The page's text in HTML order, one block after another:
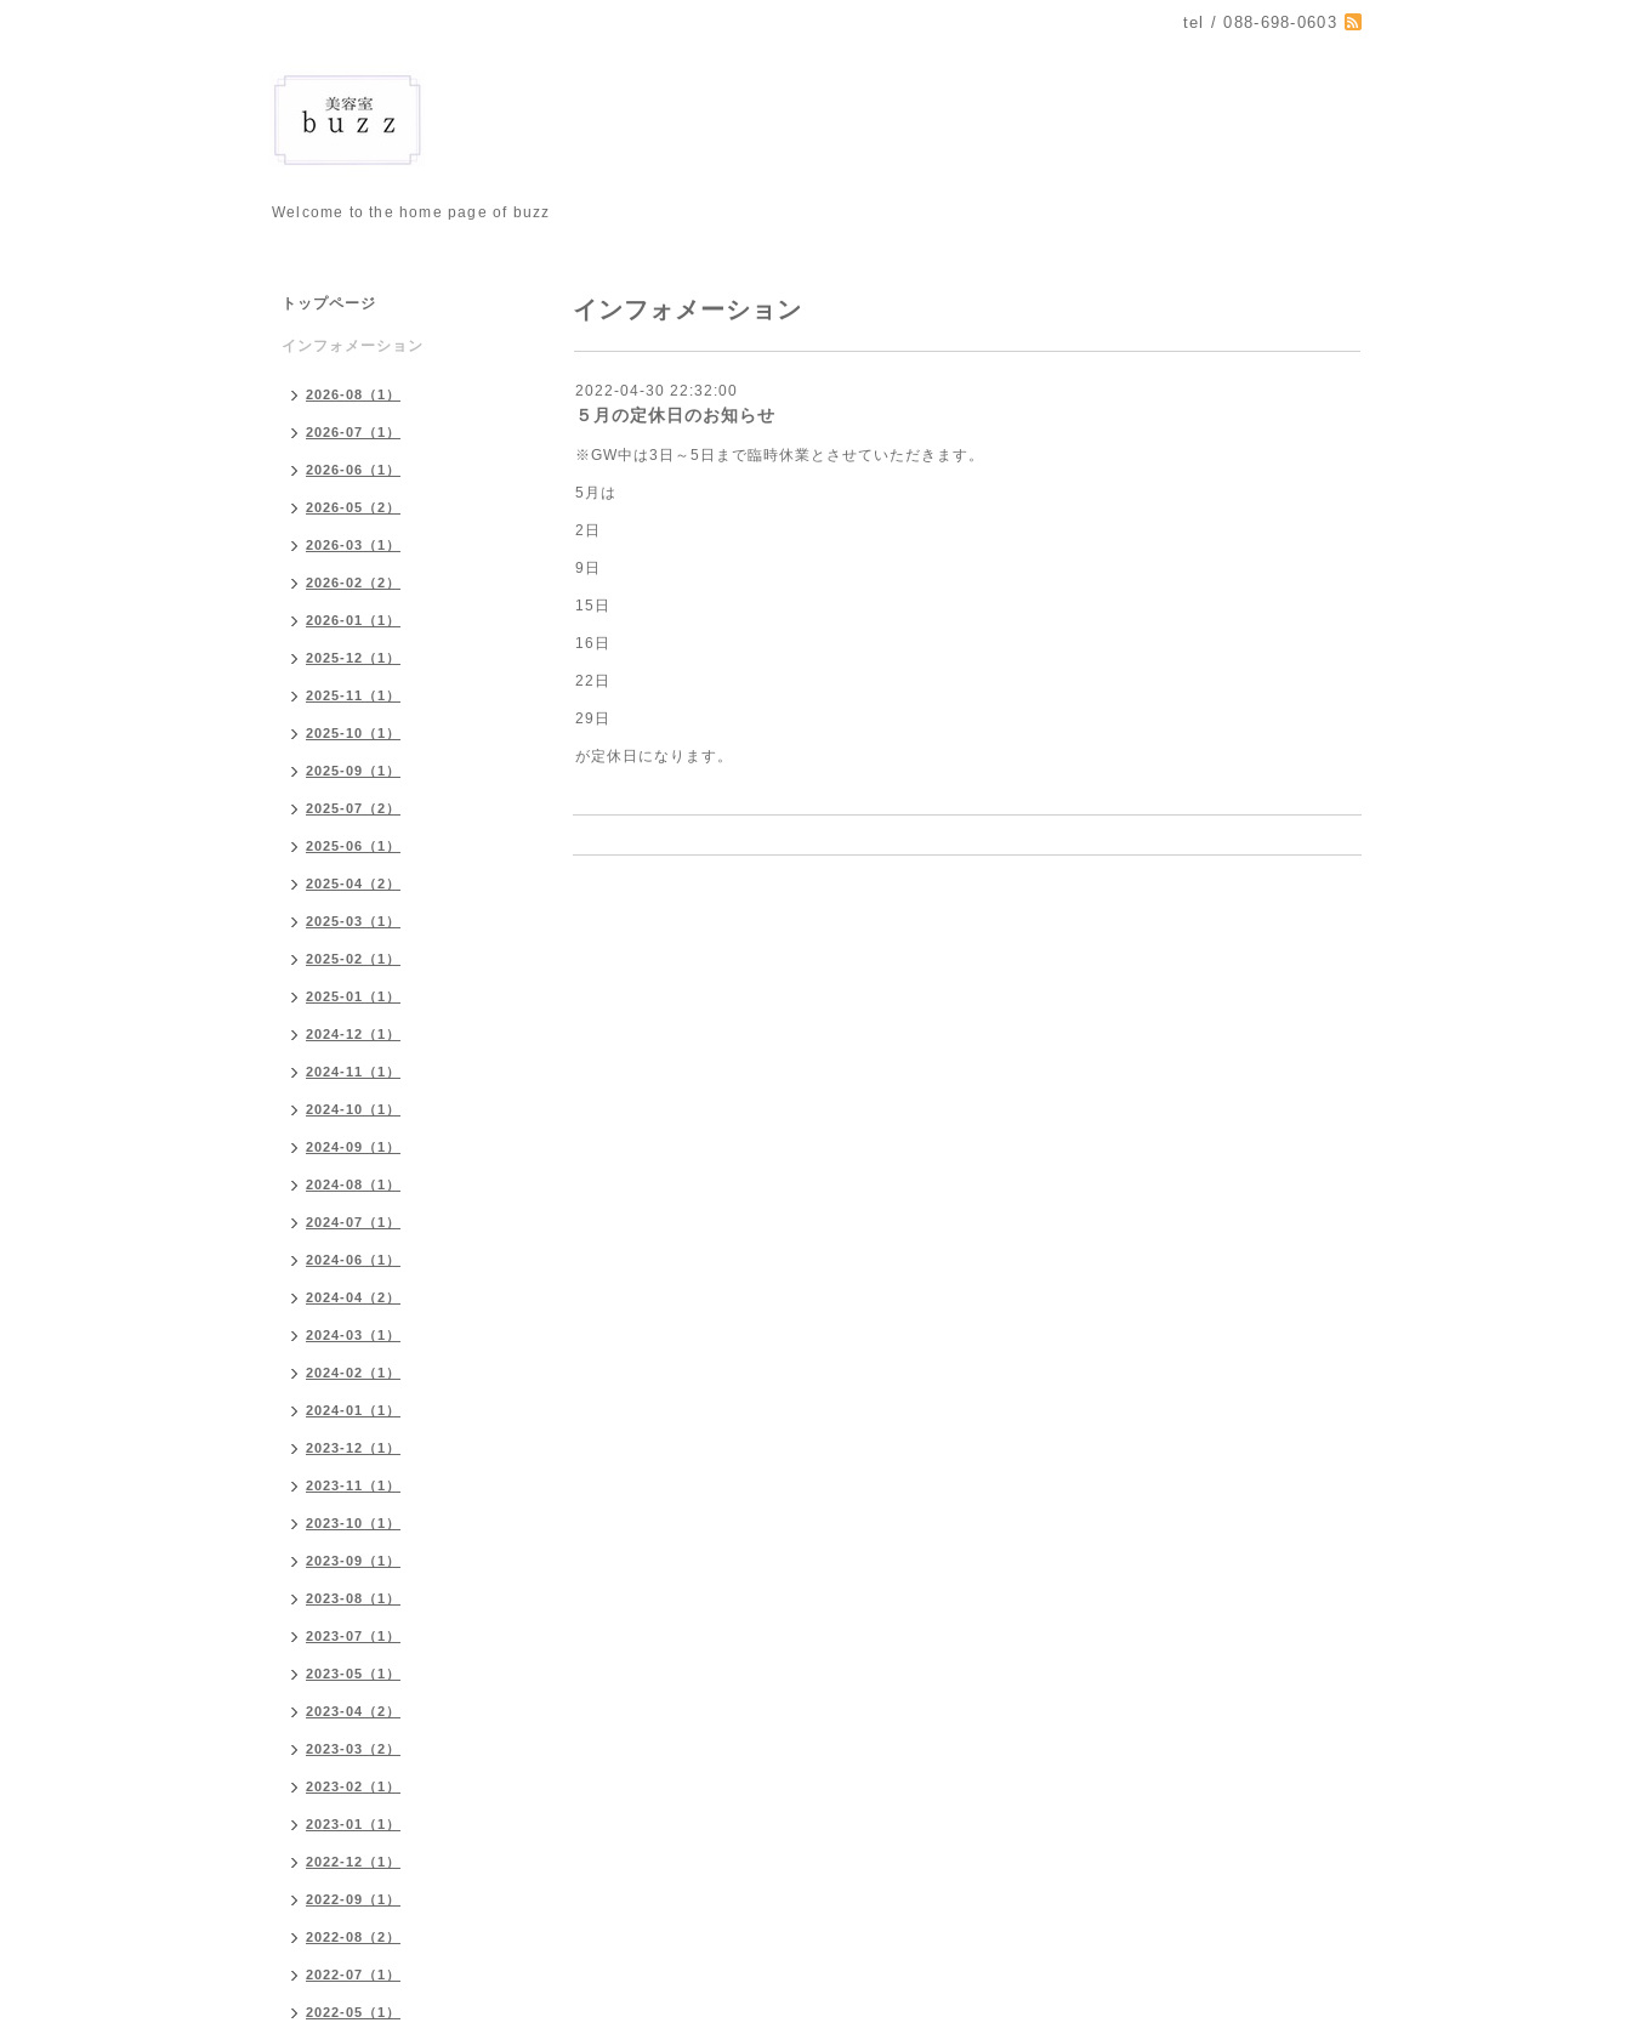
tel / 088-698-0603
Welcome to the home page of buzz
インフォメーション
2022-04-30 22:32:00
５月の定休日のお知らせ
※GW中は3日～5日まで臨時休業とさせていただきます。
5月は
2日
9日
15日
16日
22日
29日
が定休日になります。
トップページ
インフォメーション
2026-08（1）
2026-07（1）
2026-06（1）
2026-05（2）
2026-03（1）
2026-02（2）
2026-01（1）
2025-12（1）
2025-11（1）
2025-10（1）
2025-09（1）
2025-07（2）
2025-06（1）
2025-04（2）
2025-03（1）
2025-02（1）
2025-01（1）
2024-12（1）
2024-11（1）
2024-10（1）
2024-09（1）
2024-08（1）
2024-07（1）
2024-06（1）
2024-04（2）
2024-03（1）
2024-02（1）
2024-01（1）
2023-12（1）
2023-11（1）
2023-10（1）
2023-09（1）
2023-08（1）
2023-07（1）
2023-05（1）
2023-04（2）
2023-03（2）
2023-02（1）
2023-01（1）
2022-12（1）
2022-09（1）
2022-08（2）
2022-07（1）
2022-05（1）